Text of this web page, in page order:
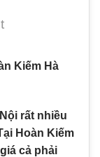
Kiếm Hà
rất nhiều
Hoàn Kiếm
cả phải